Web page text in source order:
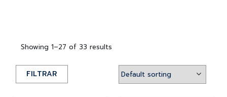
Showing 1–27 of 33 results
FILTRAR